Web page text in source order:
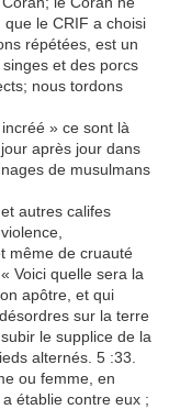
que le CRIF a choisi
répétées, est un
et des porcs
nous tordons
» ce sont là
après jour dans
de musulmans
autres califes
même de cruauté
Voici quelle sera la
apôtre, et qui
sur la terre
le supplice de la
alternés. 5 :33.
ou femme, en
établie contre eux ;